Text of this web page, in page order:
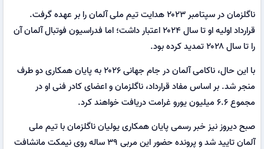
ناگلزمان در سپتامبر ۲۰۲۳ هدایت تیم ملی آلمان را بر عهده گرفت.
قرارداد اولیه او تا سال ۲۰۲۴ اعتبار داشت؛ اما فدراسیون فوتبال آلمان آن
را تا سال ۲۰۲۸ تمدید کرده بود.
با این حال، ناکامی آلمان در جام جهانی ۲۰۲۶ به پایان همکاری دو طرف
منجر شد. بر اساس مفاد قرارداد، ناگلزمان و اعضای کادر فنی او در
مجموع ۶.۶ میلیون یورو غرامت دریافت خواهند کرد.
صبح دیروز نیز خبر رسمی پایان همکاری یولیان ناگلزمان با تیم ملی
آلمان تایید شد و پرونده حضور این مربی ۳۹ ساله روی نیمکت مانشافت